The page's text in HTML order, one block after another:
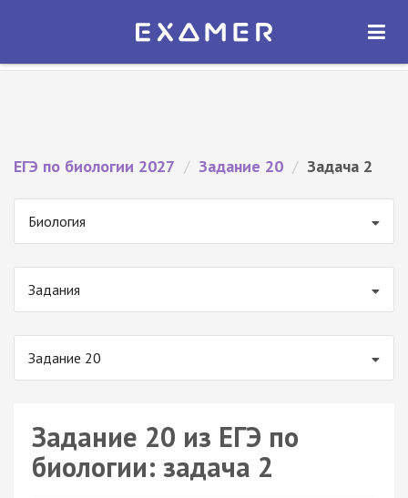
Экзамер — ЕГЭ 2027
ОТКРЫТЬ
ЕГЭ по биологии 2027 / Задание 20 / Задача 2
Биология
Задания
Задание 20
Задание 20 из ЕГЭ по
биологии: задача 2